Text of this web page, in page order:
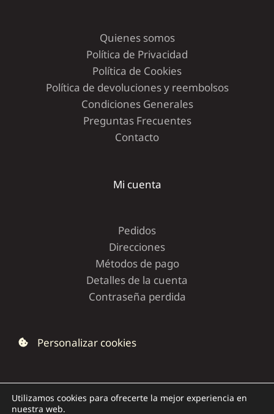
Quienes somos
Política de Privacidad
Política de Cookies
Política de devoluciones y reembolsos
Condiciones Generales
Preguntas Frecuentes
Contacto
Mi cuenta
Pedidos
Direcciones
Métodos de pago
Detalles de la cuenta
Contraseña perdida
Personalizar cookies
Utilizamos cookies para ofrecerte la mejor experiencia en
nuestra web.